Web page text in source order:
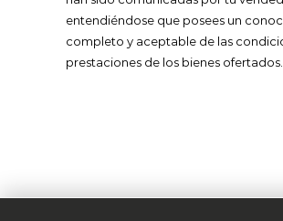
entendiéndose que posees un
completo y aceptable de las
prestaciones de los bienes ofertados.